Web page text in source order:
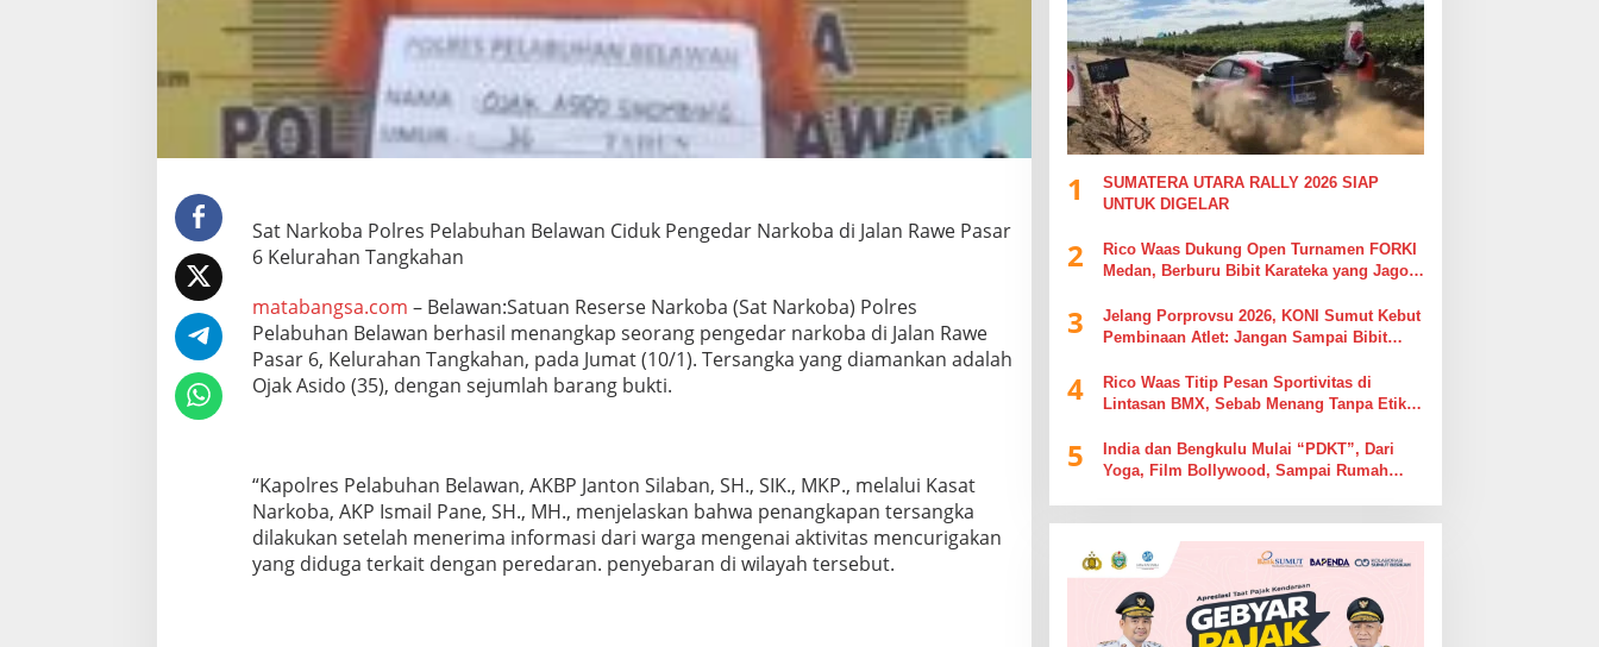
a
i
d
k
P
g
d
r
N
a
r
k
d
J
a
l
Sat Narkoba Polres Pelabuhan Belawan Ciduk Pengedar Narkoba di Jalan Rawe Pasar
6 Kelurahan Tangkahan
matabangsa.com – Belawan:Satuan Reserse Narkoba (Sat Narkoba) Polres
Pelabuhan Belawan berhasil menangkap seorang pengedar narkoba di Jalan Rawe
Pasar 6, Kelurahan Tangkahan, pada Jumat (10/1). Tersangka yang diamankan adalah
Ojak Asido (35), dengan sejumlah barang bukti.
“Kapolres Pelabuhan Belawan, AKBP Janton Silaban, SH., SIK., MKP., melalui Kasat
Narkoba, AKP Ismail Pane, SH., MH., menjelaskan bahwa penangkapan tersangka
dilakukan setelah menerima informasi dari warga mengenai aktivitas mencurigakan
yang diduga terkait dengan peredaran. penyebaran di wilayah tersebut.
1
SUMATERA UTARA RALLY 2026 SIAP
UNTUK DIGELAR
2
Rico Waas Dukung Open Turnamen FORKI
Medan, Berburu Bibit Karateka yang Jago
Komentar
3
Jelang Porprovsu 2026, KONI Sumut Kebut
Pembinaan Atlet: Jangan Sampai Bibit
4
Rico Waas Titip Pesan Sportivitas di
Lintasan BMX, Sebab Menang Tanpa Etika
5
India dan Bengkulu Mulai “PDKT”, Dari
Yoga, Film Bollywood, Sampai Rumah